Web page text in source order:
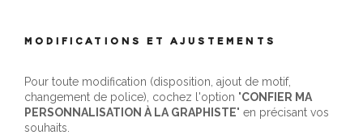
MODIFICATIONS ET AJUSTEMENTS
Pour toute modification (disposition, ajout de motif,
changement de police), cochez l'option "CONFIER MA
PERSONNALISATION À LA GRAPHISTE" en précisant vos
souhaits.